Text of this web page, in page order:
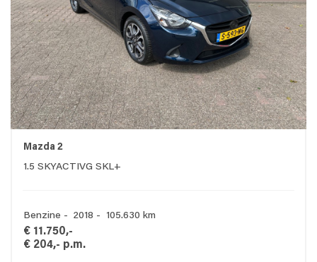
Mazda 2
1.5 SKYACTIVG SKL+
Benzine - 2018 - 105.630 km
€ 11.750,-
€ 204,- p.m.